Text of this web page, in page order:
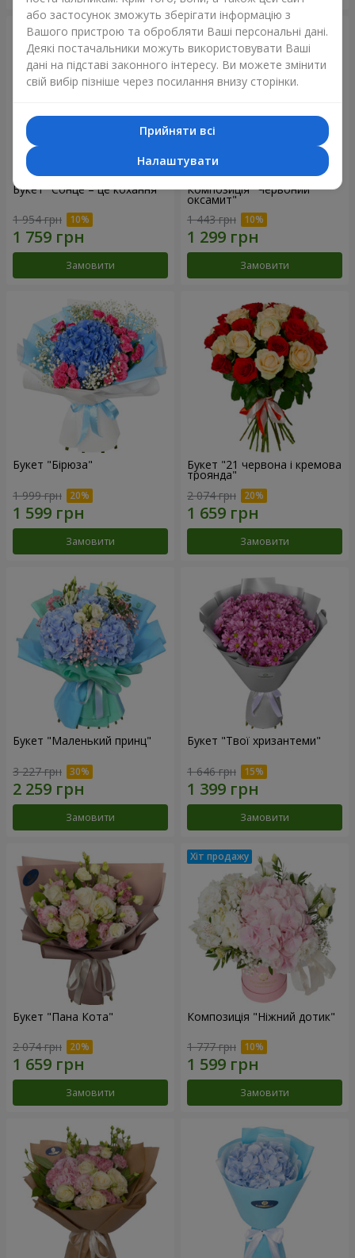
Букет "Сонце – це кохання"
1 954 грн
Замовити
Композиція "Червоний
оксамит"
1 443 грн
Замовити
Букет "Бірюза"
1 999 грн
Замовити
Букет "21 червона і кремова
троянда"
2 074 грн
Замовити
Букет "Маленький принц"
3 227 грн
Замовити
Букет "Твої хризантеми"
1 646 грн
Замовити
Букет "Пана Кота"
2 074 грн
Замовити
Композиція "Ніжний дотик"
1 777 грн
Замовити
або застосунок зможуть зберігати інформацію з
Вашого пристрою та обробляти Ваші персональні дані.
Деякі постачальники можуть використовувати Ваші
дані на підставі законного інтересу. Ви можете змінити
свій вибір пізніше через посилання внизу сторінки.
Прийняти всі
Налаштувати